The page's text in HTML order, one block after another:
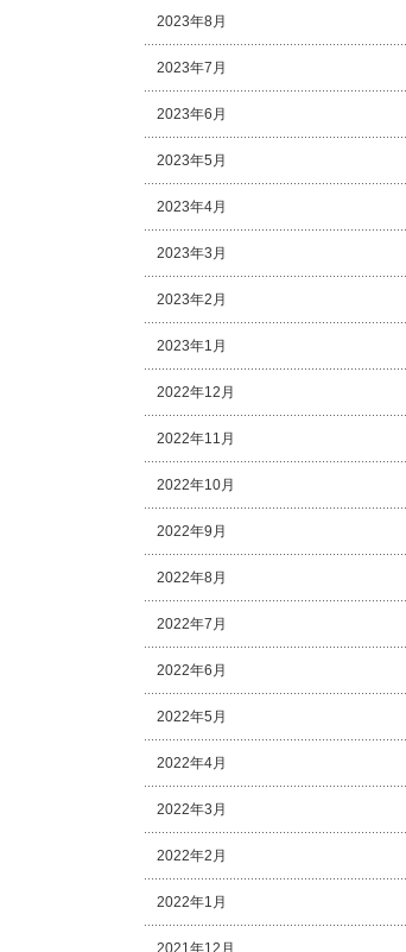
2023年8月
2023年7月
2023年6月
2023年5月
2023年4月
2023年3月
2023年2月
2023年1月
2022年12月
2022年11月
2022年10月
2022年9月
2022年8月
2022年7月
2022年6月
2022年5月
2022年4月
2022年3月
2022年2月
2022年1月
2021年12月